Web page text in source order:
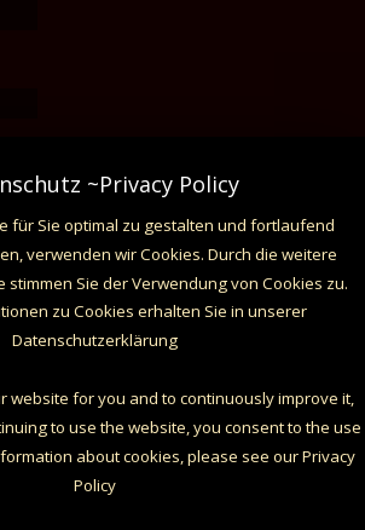
~Privacy Policy
für Sie optimal zu gestalten und fortlaufend
verwenden wir Cookies. Durch die weitere
stimmen Sie der Verwendung von Cookies zu.
zu Cookies erhalten Sie in unserer
Datenschutzerklärung
website for you and to continuously improve it,
to use the website, you consent to the use
about cookies, please see our Privacy
Policy